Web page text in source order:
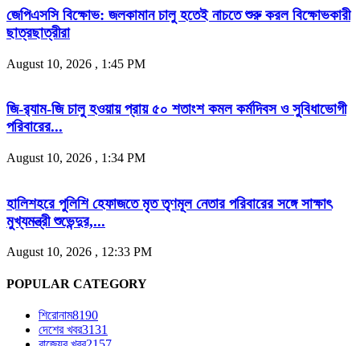
জেপিএসসি বিক্ষোভ: জলকামান চালু হতেই নাচতে শুরু করল বিক্ষোভকারী
ছাত্রছাত্রীরা
August 10, 2026 , 1:45 PM
জি-র‍্যাম-জি চালু হওয়ায় প্রায় ৫০ শতাংশ কমল কর্মদিবস ও সুবিধাভোগী
পরিবারের...
August 10, 2026 , 1:34 PM
হালিশহরে পুলিশি হেফাজতে মৃত তৃণমূল নেতার পরিবারের সঙ্গে সাক্ষাৎ
মুখ্যমন্ত্রী শুভেন্দুর,...
August 10, 2026 , 12:33 PM
POPULAR CATEGORY
শিরোনাম8190
দেশের খবর3131